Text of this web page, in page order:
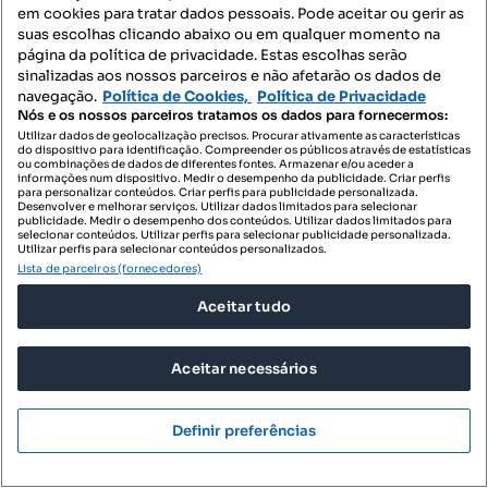
Remax Grupo Praia
Profissional
980 000 €4454,55 €/m²
Moradia Geminada T3+1 Venda em Estômbar e
Estômbar e Parchal, Lagoa, Faro
T4 220 m²
em cookies para tratar dados pessoais. Pode aceitar ou gerir as
suas escolhas clicando abaixo ou em qualquer momento na
página da política de privacidade. Estas escolhas serão
sinalizadas aos nossos parceiros e não afetarão os dados de
navegação. Política de Cookies, Política de Privacidade
Nós e os nossos parceiros tratamos os dados para fornecermos:
Utilizar dados de geolocalização precisos. Procurar ativamente as características
do dispositivo para identificação. Compreender os públicos através de estatísticas
ou combinações de dados de diferentes fontes. Armazenar e/ou aceder a
informações num dispositivo. Medir o desempenho da publicidade. Criar perfis
para personalizar conteúdos. Criar perfis para publicidade personalizada.
Desenvolver e melhorar serviços. Utilizar dados limitados para selecionar
publicidade. Medir o desempenho dos conteúdos. Utilizar dados limitados para
selecionar conteúdos. Utilizar perfis para selecionar publicidade personalizada.
Utilizar perfis para selecionar conteúdos personalizados.
Lista de parceiros (fornecedores)
Aceitar tudo
Aceitar necessários
Definir preferências